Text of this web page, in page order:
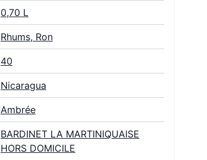
0,70 L
Rhums, Ron
40
Nicaragua
Ambrée
BARDINET LA MARTINIQUAISE
HORS DOMICILE